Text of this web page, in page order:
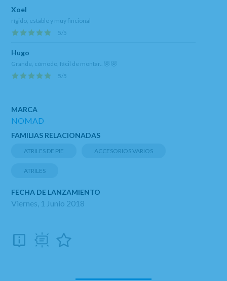
Xoel
rígido, estable y muy fincional
5/5
Hugo
Grande, cómodo, fácil de montar.. 🤣 🤣
5/5
MARCA
NOMAD
FAMILIAS RELACIONADAS
ATRILES DE PIE ACCESORIOS VARIOS
ATRILES
FECHA DE LANZAMIENTO
Viernes, 1 Junio 2018